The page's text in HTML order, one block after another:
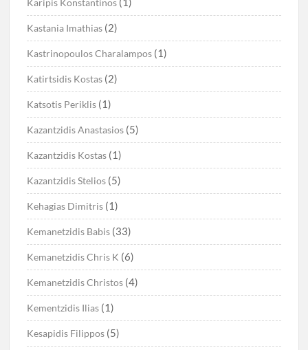
Kastania Imathias (2)
Kastrinopoulos Charalampos (1)
Katirtsidis Kostas (2)
Katsotis Periklis (1)
Kazantzidis Anastasios (5)
Kazantzidis Kostas (1)
Kazantzidis Stelios (5)
Kehagias Dimitris (1)
Kemanetzidis Babis (33)
Kemanetzidis Chris K (6)
Kemanetzidis Christos (4)
Kementzidis Ilias (1)
Kesapidis Filippos (5)